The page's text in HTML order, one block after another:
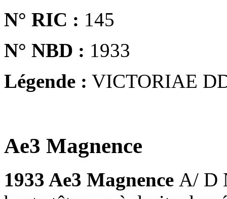
N° RIC : 145
N° NBD : 1933
Légende : VICTORIAE
Ae3 Magnence
1933 Ae3 Magnence A/ D